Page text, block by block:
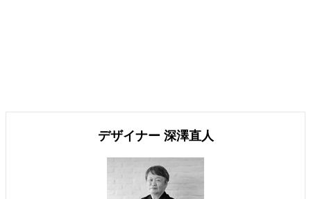
デザイナー 深澤直人